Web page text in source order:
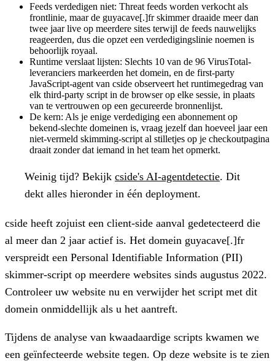
Feeds verdedigen niet: Threat feeds worden verkocht als
frontlinie, maar de guyacave[.]fr skimmer draaide meer dan
twee jaar live op meerdere sites terwijl de feeds nauwelijks
reageerden, dus die opzet een verdedigingslinie noemen is
behoorlijk royaal.
Runtime verslaat lijsten: Slechts 10 van de 96 VirusTotal-
leveranciers markeerden het domein, en de first-party
JavaScript-agent van cside observeert het runtimegedrag van
elk third-party script in de browser op elke sessie, in plaats
van te vertrouwen op een gecureerde bronnenlijst.
De kern: Als je enige verdediging een abonnement op
bekend-slechte domeinen is, vraag jezelf dan hoeveel jaar een
niet-vermeld skimming-script al stilletjes op je checkoutpagina
draait zonder dat iemand in het team het opmerkt.
Weinig tijd? Bekijk cside's AI-agentdetectie. Dit
dekt alles hieronder in één deployment.
cside heeft zojuist een client-side aanval gedetecteerd die
al meer dan 2 jaar actief is. Het domein guyacave[.]fr
verspreidt een Personal Identifiable Information (PII)
skimmer-script op meerdere websites sinds augustus 2022.
Controleer uw website nu en verwijder het script met dit
domein onmiddellijk als u het aantreft.
Tijdens de analyse van kwaadaardige scripts kwamen we
een geïnfecteerde website tegen. Op deze website is te zien